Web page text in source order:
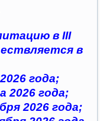
в III
в
года;
2026 года;
2026 года;